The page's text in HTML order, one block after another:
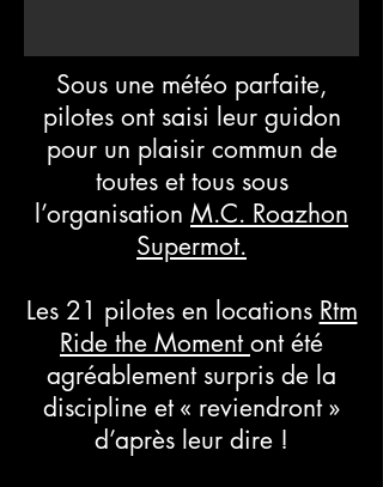
Sous une météo parfaite,
pilotes ont saisi leur guidon
pour un plaisir commun de
toutes et tous sous
l’organisation M.C. Roazhon
Supermot.
Les 21 pilotes en locations Rtm
Ride the Momentont été
agréablement surpris de la
discipline et « reviendront »
d’après leur dire !